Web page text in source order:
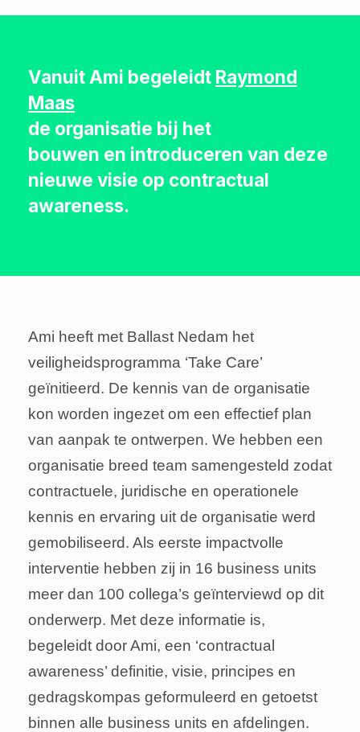
Vanuit Ami begeleidt Raymond
Maas
de organisatie bij het
bouwen en introduceren van deze
nieuwe visie op contractual
awareness.
Ami heeft met Ballast Nedam het
veiligheidsprogramma ‘Take Care’
geïnitieerd. De kennis van de organisatie
kon worden ingezet om een effectief plan
van aanpak te ontwerpen. We hebben een
organisatie breed team samengesteld zodat
contractuele, juridische en operationele
kennis en ervaring uit de organisatie werd
gemobiliseerd. Als eerste impactvolle
interventie hebben zij in 16 business units
meer dan 100 collega’s geïnterviewd op dit
onderwerp. Met deze informatie is,
begeleidt door Ami, een ‘contractual
awareness’ definitie, visie, principes en
gedragskompas geformuleerd en getoetst
binnen alle business units en afdelingen.